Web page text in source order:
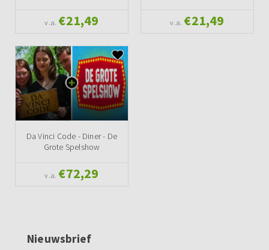
v.a. €21,49 v.a. €21,49
Da Vinci Code - Diner - De
Grote Spelshow
v.a. €72,29
Nieuwsbrief